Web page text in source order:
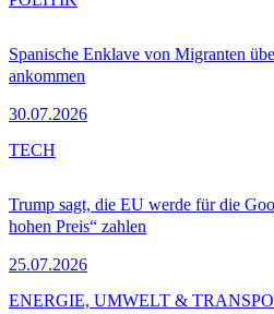
Spanische Enklave von Migranten
ankommen
30.07.2026
Trump sagt, die EU werde für die
hohen Preis“ zahlen
25.07.2026
TECH
ENERGIE, UMWELT &